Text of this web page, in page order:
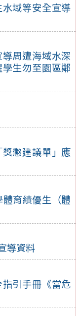
域等安全宣導
周遭海域水深
生勿至園區鄰
獎懲建議單」應
育績優生（體
導資料
引手冊《當危